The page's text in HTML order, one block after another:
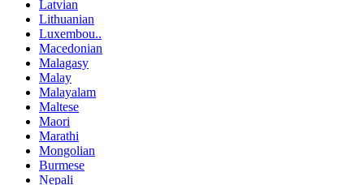
Latvian
Lithuanian
Luxembou..
Macedonian
Malagasy
Malay
Malayalam
Maltese
Maori
Marathi
Mongolian
Burmese
Nepali